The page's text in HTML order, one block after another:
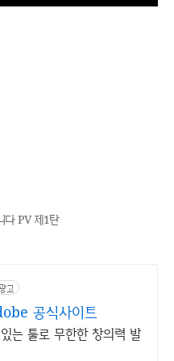
다 PV 제1탄
고
공식사이트
는 툴로 무한한 창의력 발